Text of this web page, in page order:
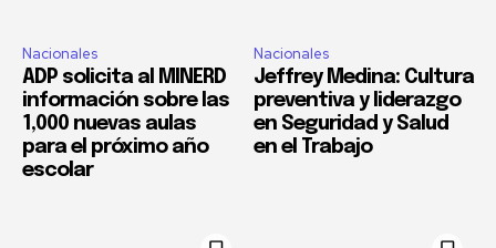
Nacionales
ADP solicita al MINERD
información sobre las
1,000 nuevas aulas
para el próximo año
escolar
Nacionales
Jeffrey Medina: Cultura
preventiva y liderazgo
en Seguridad y Salud
en el Trabajo